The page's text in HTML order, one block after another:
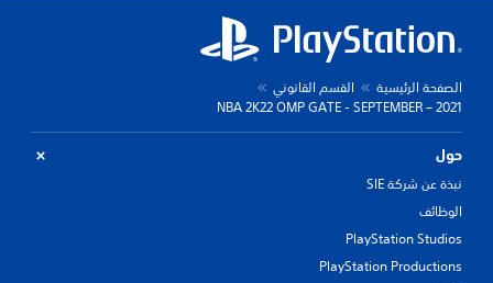
الصفحة الرئيسية
القسم القانوني
NBA 2K22 OMP GATE - SEPTEMBER – 2021
حول
نبذة عن شركة SIE
الوظائف
PlayStation Studios
PlayStation Productions